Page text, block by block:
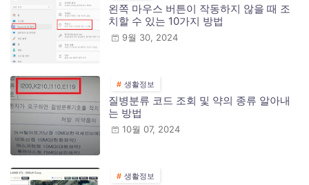
왼쪽 마우스 버튼이 작동하지 않을 때 조
치할 수 있는 10가지 방법
9월 30, 2024
생활정보
질병분류 코드 조회 및 약의 종류 알아내
는 방법
10월 07, 2024
생활정보